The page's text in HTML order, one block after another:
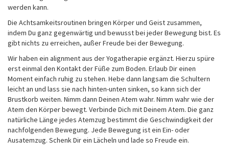
werden kann.
Die Achtsamkeitsroutinen bringen Körper und Geist zusammen,
indem Du ganz gegenwärtig und bewusst bei jeder Bewegung bist. Es
gibt nichts zu erreichen, außer Freude bei der Bewegung.
Wir haben ein alignment aus der Yogatherapie ergänzt. Hierzu spüre
erst einmal den Kontakt der Füße zum Boden. Erlaub Dir einen
Moment einfach ruhig zu stehen. Hebe dann langsam die Schultern
leicht an und lass sie nach hinten-unten sinken, so kann sich der
Brustkorb weiten. Nimm dann Deinen Atem wahr. Nimm wahr wie der
Atem den Körper bewegt. Verbinde Dich mit Deinem Atem. Die ganz
natürliche Länge jedes Atemzug bestimmt die Geschwindigkeit der
nachfolgenden Bewegung. Jede Bewegung ist ein Ein- oder
Ausatemzug. Schenk Dir ein Lächeln und lade so Freude ein.